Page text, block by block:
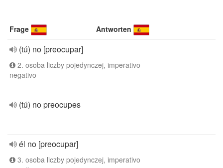
Frage Antworten
(tú) no [preocupar]
2. osoba liczby pojedynczej, imperativo
negativo
(tú) no preocupes
él no [preocupar]
3. osoba liczby pojedynczej, imperativo